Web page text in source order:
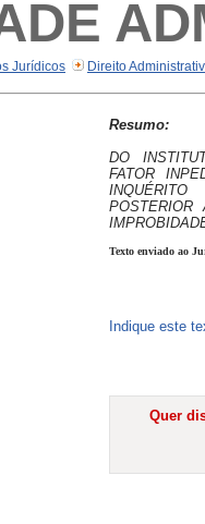
Jurídicos Direito
Resumo:
DO
FATOR
POSTERIOR
Texto enviado ao
Indique este
Quer